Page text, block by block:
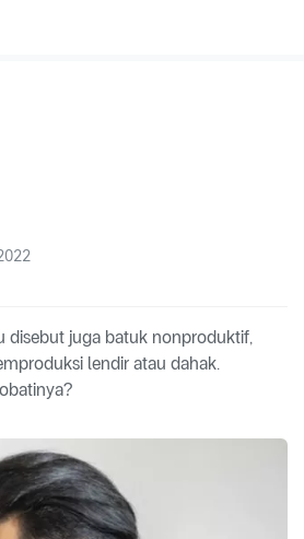
disebut juga batuk nonproduktif,
lendir atau dahak.